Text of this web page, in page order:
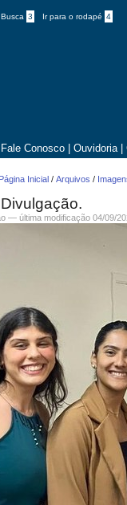
3 Ir para o rodapé 4
Fale Conosco Ouvidoria
Página Inicial /Arquivos /
—última modificação 04/09/